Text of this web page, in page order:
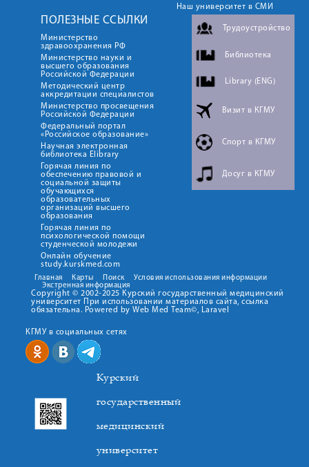
Наш университет в СМИ
ПОЛЕЗНЫЕ ССЫЛКИ
Министерство
здравоохранения РФ
Министерство науки и
высшего образования
Российской Федерации
Методический центр
аккредитации специалистов
Министерство просвещения
Российской Федерации
Федеральный портал
«Российское образование»
Научная электронная
библиотека Elibrary
Горячая линия по
обеспечению правовой и
социальной защиты
обучающихся
образовательных
организаций высшего
образования
Горячая линия по
психологической помощи
студенческой молодежи
Онлайн обучение
study.kurskmed.com
Трудоустройство
Библиотека
Library (ENG)
Визит в КГМУ
Спорт в КГМУ
Досуг в КГМУ
Главная Карты Поиск
Условия использования информации
Экстренная информация
Copyright © 2002-2025 Курский государственный медицинский
университет При использовании материалов сайта, ссылка
обязательна. Powered by Web Med Team©, Laravel
КГМУ в социальных сетях
Курский
государственный
медицинский
университет